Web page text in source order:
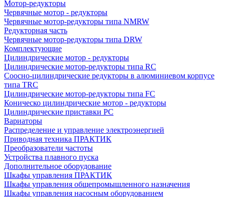
Мотор-редукторы
Червячные мотор - редукторы
Червячные мотор-редукторы типа NMRW
Редукторная часть
Червячные мотор-редукторы типа DRW
Комплектующие
Цилиндрические мотор - редукторы
Цилиндрические мотор-редукторы типа RC
Соосно-цилиндрические редукторы в алюминиевом корпусе
типа TRC
Цилиндрические мотор-редукторы типа FC
Коническо цилиндрические мотор - редукторы
Цилиндрические приставки PC
Вариаторы
Распределение и управление электроэнергией
Приводная техника ПРАКТИК
Преобразователи частоты
Устройства плавного пуска
Дополнительное оборудование
Шкафы управления ПРАКТИК
Шкафы управления общепромышленного назначения
Шкафы управления насосным оборудованием